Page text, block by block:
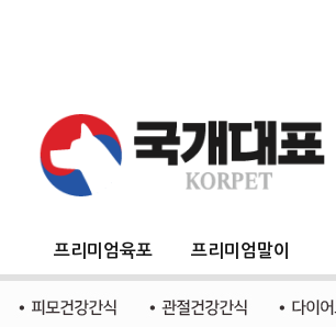
프리미엄육포 프리미엄말이